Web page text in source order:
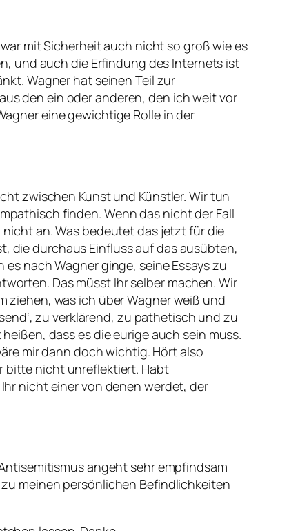
mit Sicherheit auch nicht so groß wie es
und auch die Erfindung des Internets ist
Wagner hat seinen Teil zur
den ein oder anderen, den ich weit vor
eine gewichtige Rolle in der
zwischen Kunst und Künstler. Wir tun
finden. Wenn das nicht der Fall
an. Was bedeutet das jetzt für die
die durchaus Einfluss auf das ausübten,
nach Wagner ginge, seine Essays zu
Das müsst Ihr selber machen. Wir
ziehen, was ich über Wagner weiß und
zu verklärend, zu pathetisch und zu
dass es die eurige auch sein muss.
mir dann doch wichtig. Hört also
bitte nicht unreflektiert. Habt
nicht einer von denen werdet, der
angeht sehr empfindsam
meinen persönlichen Befindlichkeiten